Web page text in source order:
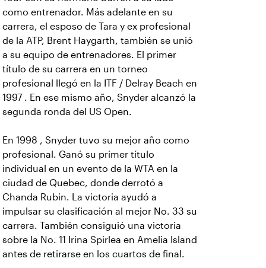
como entrenador. Más adelante en su
carrera, el esposo de Tara y ex profesional
de la ATP, Brent Haygarth, también se unió
a su equipo de entrenadores. El primer
título de su carrera en un torneo
profesional llegó en la ITF / Delray Beach en
1997 . En ese mismo año, Snyder alcanzó la
segunda ronda del US Open.
En 1998 , Snyder tuvo su mejor año como
profesional. Ganó su primer título
individual en un evento de la WTA en la
ciudad de Quebec, donde derrotó a
Chanda Rubin. La victoria ayudó a
impulsar su clasificación al mejor No. 33 su
carrera. También consiguió una victoria
sobre la No. 11 Irina Spirlea en Amelia Island
antes de retirarse en los cuartos de final.